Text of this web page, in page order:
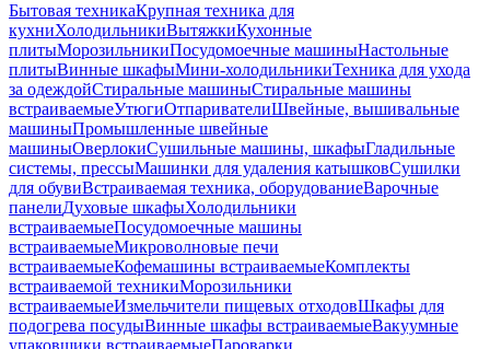
Бытовая техникаКрупная техника для
кухниХолодильникиВытяжкиКухонные
плитыМорозильникиПосудомоечные машиныНастольные
плитыВинные шкафыМини-холодильникиТехника для ухода
за одеждойСтиральные машиныСтиральные машины
встраиваемыеУтюгиОтпаривателиШвейные, вышивальные
машиныПромышленные швейные
машиныОверлокиСушильные машины, шкафыГладильные
системы, прессыМашинки для удаления катышковСушилки
для обувиВстраиваемая техника, оборудованиеВарочные
панелиДуховые шкафыХолодильники
встраиваемыеПосудомоечные машины
встраиваемыеМикроволновые печи
встраиваемыеКофемашины встраиваемыеКомплекты
встраиваемой техникиМорозильники
встраиваемыеИзмельчители пищевых отходовШкафы для
подогрева посудыВинные шкафы встраиваемыеВакуумные
упаковщики встраиваемыеПароварки